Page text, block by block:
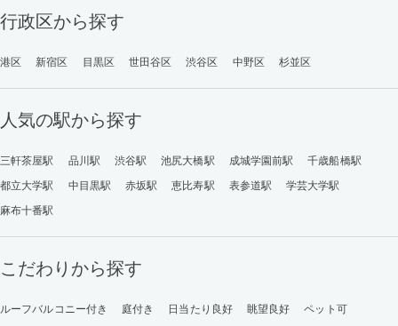
行政区から探す
港区 新宿区 目黒区 世田谷区 渋谷区 中野区 杉並区
人気の駅から探す
三軒茶屋駅 品川駅 渋谷駅 池尻大橋駅 成城学園前駅
千歳船橋駅
都立大学駅
中目黒駅 赤坂駅 恵比寿駅 表参道駅
学芸大学駅
麻布十番駅
こだわりから探す
ルーフバルコニー付き 庭付き 日当たり良好 眺望良好
ペット可